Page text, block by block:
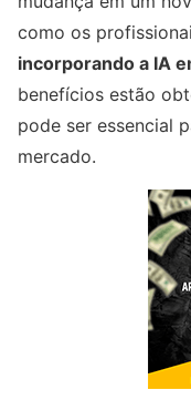
como os
incorporando a IA
benefícios estão
pode ser essencial
mercado.